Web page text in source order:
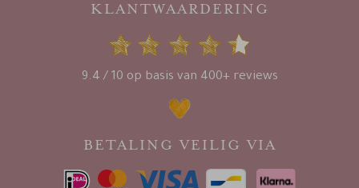
KLANTWAARDERING
9.4 / 10 op basis van 400+ reviews
BETALING VEILIG VIA